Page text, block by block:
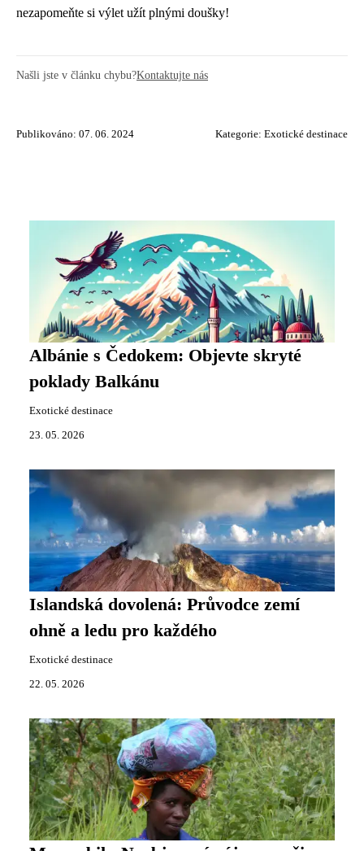
nezapomeňte si výlet užít plnými doušky!
Našli jste v článku chybu?Kontaktujte nás
Publikováno: 07. 06. 2024 Kategorie: Exotické destinace
Albánie s Čedokem: Objevte skryté
poklady Balkánu
Exotické destinace
23. 05. 2026
Islandská dovolená: Průvodce zemí
ohně a ledu pro každého
Exotické destinace
22. 05. 2026